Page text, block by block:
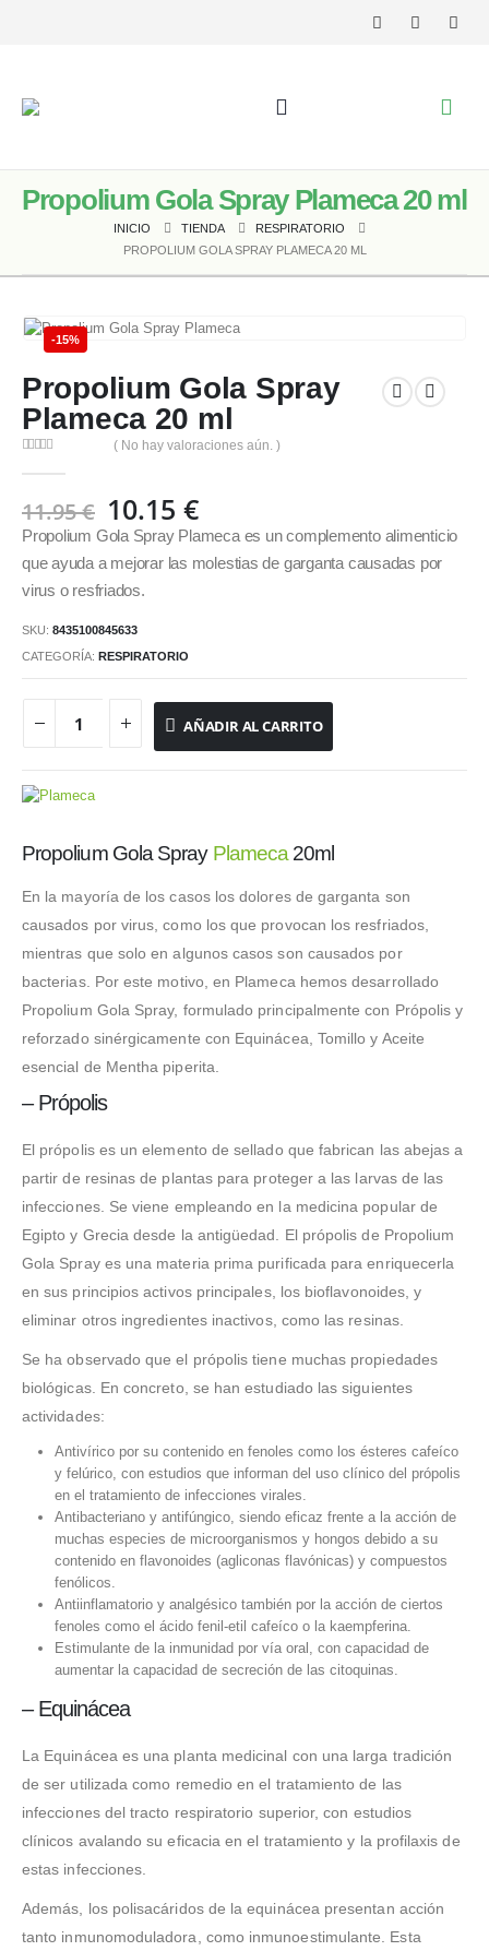
Propolium Gola Spray Plameca 20 ml
INICIO TIENDA
RESPIRATORIO
PROPOLIUM GOLA SPRAY PLAMECA 20 ML
-15%
Propolium Gola Spray
Plameca 20 ml
( No hay valoraciones aún. )
11.95€ El
precio
original
era:
11.95 €.
10.15€
precio
actual
Propolium Gola Spray Plameca es un complemento alimenticio
que ayuda a mejorar las molestias de garganta causadas por
virus o resfriados.
SKU: 8435100845633
CATEGORÍA: RESPIRATORIO
AÑADIR AL CARRITO
Propolium Gola Spray Plameca20ml
En la mayoría de los casos los dolores de garganta son
causados por virus, como los que provocan los resfriados,
mientras que solo en algunos casos son causados por
bacterias. Por este motivo, en Plameca hemos desarrollado
Propolium Gola Spray, formulado principalmente con Própolis y
reforzado sinérgicamente con Equinácea, Tomillo y Aceite
esencial de Mentha piperita.
– Própolis
El própolis es un elemento de sellado que fabrican las abejas a
partir de resinas de plantas para proteger a las larvas de las
infecciones. Se viene empleando en la medicina popular de
Egipto y Grecia desde la antigüedad. El própolis de Propolium
Gola Spray es una materia prima purificada para enriquecerla
en sus principios activos principales, los bioflavonoides, y
eliminar otros ingredientes inactivos, como las resinas.
Se ha observado que el própolis tiene muchas propiedades
biológicas. En concreto, se han estudiado las siguientes
actividades:
Antivírico por su contenido en fenoles como los ésteres cafeíco
y felúrico, con estudios que informan del uso clínico del própolis
en el tratamiento de infecciones virales.
Antibacteriano y antifúngico, siendo eficaz frente a la acción de
muchas especies de microorganismos y hongos debido a su
contenido en flavonoides (agliconas flavónicas) y compuestos
fenólicos.
Antiinflamatorio y analgésico también por la acción de ciertos
fenoles como el ácido fenil-etil cafeíco o la kaempferina.
Estimulante de la inmunidad por vía oral, con capacidad de
aumentar la capacidad de secreción de las citoquinas.
– Equinácea
La Equinácea es una planta medicinal con una larga tradición
de ser utilizada como remedio en el tratamiento de las
infecciones del tracto respiratorio superior, con estudios
clínicos avalando su eficacia en el tratamiento y la profilaxis de
estas infecciones.
Además, los polisacáridos de la equinácea presentan acción
tanto inmunomoduladora, como inmunoestimulante. Esta